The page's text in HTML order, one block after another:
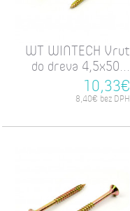
WT WINTECH Vrut
do dreva 4,5x50...
10,33€
8,40€ bez DPH